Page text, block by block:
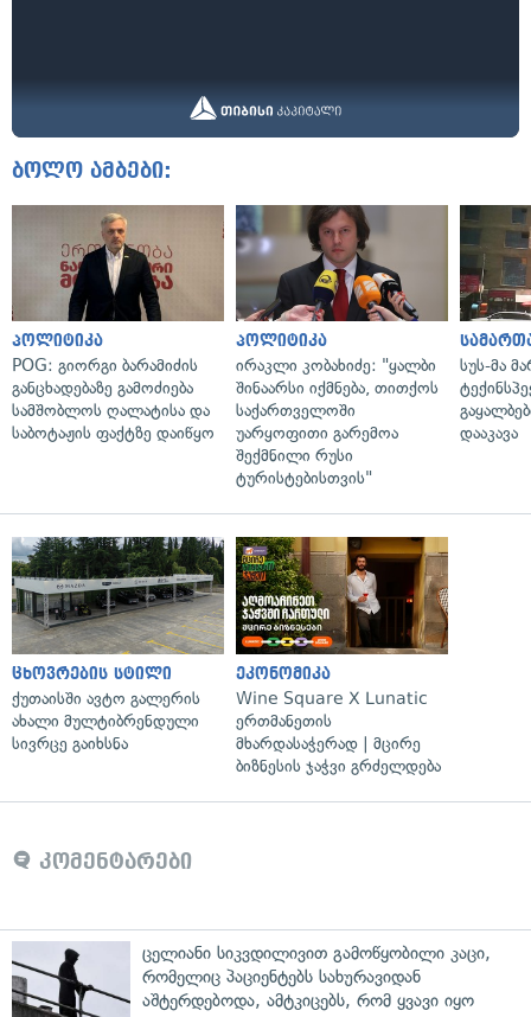
ბოლო ამბები:
პოლიტიკა
POG: გიორგი ბარამიძის
განცხადებაზე გამოძიება
სამშობლოს ღალატისა და
საბოტაჟის ფაქტზე დაიწყო
პოლიტიკა
ირაკლი კობახიძე: "ყალბი
შინაარსი იქმნება, თითქოს
საქართველოში
უარყოფითი გარემოა
შექმნილი რუსი
ტურისტებისთვის"
სუს-მა
დააკავა
ცხოვრების სტილი
ქუთაისში ავტო გალერის
ახალი მულტიბრენდული
სივრცე გაიხსნა
ეკონომიკა
Wine Square X Lunatic
ერთმანეთის
მხარდასაჭერად | მცირე
ბიზნესის ჯაჭვი გრძელდება
კომენტარები
ცელიანი სიკვდილივით გამოწყობილი კაცი,
რომელიც პაციენტებს სახურავიდან
აშტერდებოდა, ამტკიცებს, რომ ყვავი იყო